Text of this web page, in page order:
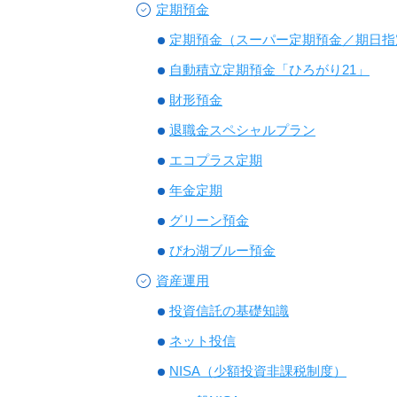
定期預金
定期預金（スーパー定期預金／期日
自動積立定期預金「ひろがり21」
財形預金
退職金スペシャルプラン
エコプラス定期
年金定期
グリーン預金
びわ湖ブルー預金
資産運用
投資信託の基礎知識
ネット投信
NISA（少額投資非課税制度）